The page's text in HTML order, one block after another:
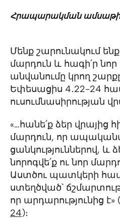
Հրապարակման
Մենք շարունակում
մարդուն և հագի՛ր նոր
անվանումը կրող
Եփեսացիս 4․22-24
ուսումնասիրության
«…հանե՛ք ձեր վրայից
մարդուն, որ
ցանկություններով, և
նորոգվե՛ք ու նոր
Աստծու պատկերի
ստեղծված՝
որ արդարությունից է» (
24)։